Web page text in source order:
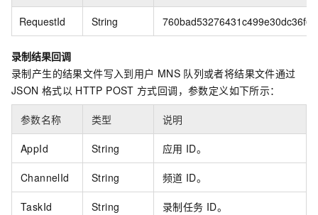
RequestId String
录制结果回调
录制产生的结果文件写入到用户 MNS 队列或者将结果文件通过
JSON 格式以 HTTP POST 方式回调，参数定义如下所示：
参数名称 类型 说明
AppId String 应用 ID。
ChannelId String 频道 ID。
TaskId String 录制任务 ID。